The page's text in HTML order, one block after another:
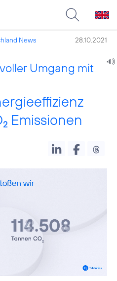
News 28.10.2021
Umgang mit
2 Emissionen